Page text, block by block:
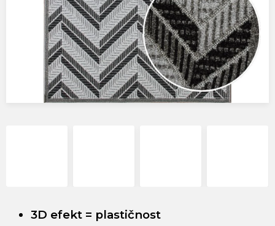
3D efekt = plastičnost